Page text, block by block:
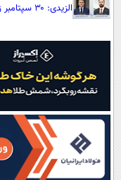
الزیدی: